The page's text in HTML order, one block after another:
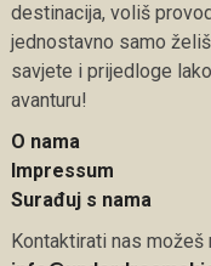
destinacija, voliš
jednostavno samo
savjete i prijedloge
avanturu!
O nama
Impressum
Surađuj s nama
Kontaktirati nas možeš